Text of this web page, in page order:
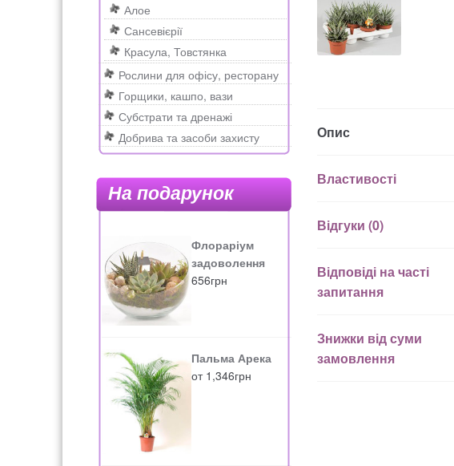
Опис
Властивості
Відгуки (0)
Відповіді на часті
запитання
Знижки від суми
замовлення
Алое
Сансевієрії
Красула, Товстянка
Рослини для офісу, ресторану
Горщики, кашпо, вази
Субстрати та дренажі
Добрива та засоби захисту
На подарунок
Флораріум
задоволення
656грн
Пальма Арека
от 1,346грн